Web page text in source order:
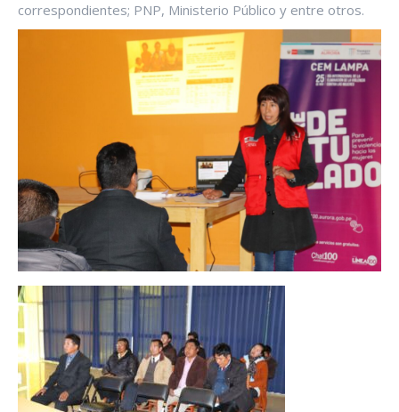
correspondientes; PNP, Ministerio Público y entre otros.